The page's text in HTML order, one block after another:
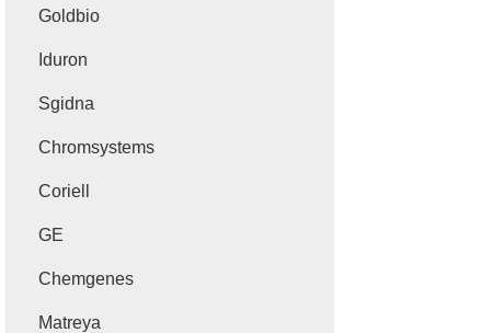
Goldbio
Iduron
Sgidna
Chromsystems
Coriell
GE
Chemgenes
Matreya